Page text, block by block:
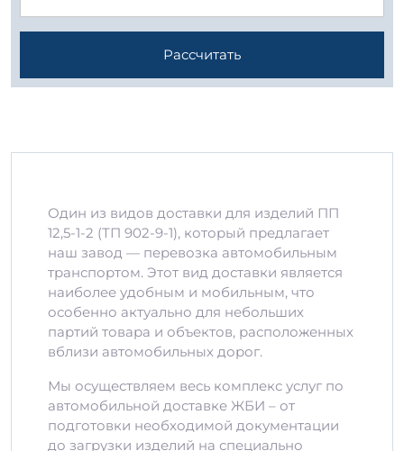
Рассчитать
Один из видов доставки для изделий ПП
12,5-1-2 (ТП 902-9-1), который предлагает
наш завод — перевозка автомобильным
транспортом. Этот вид доставки является
наиболее удобным и мобильным, что
особенно актуально для небольших
партий товара и объектов, расположенных
вблизи автомобильных дорог.
Мы осуществляем весь комплекс услуг по
автомобильной доставке ЖБИ – от
подготовки необходимой документации
до загрузки изделий на специально